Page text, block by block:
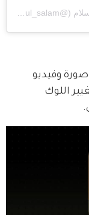
(@haya_abdul_salam) on
وفيديو
اللوك